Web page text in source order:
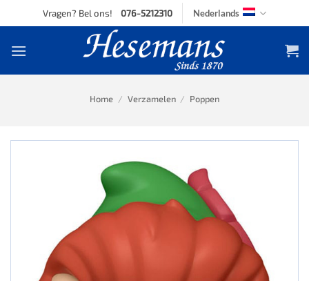
to
Vragen? Bel ons! 076-5212310 Nederlands
Home / Verzamelen / Poppen